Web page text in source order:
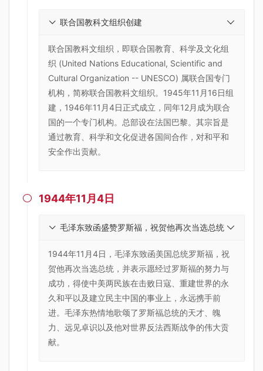
联合国教科文组织创建
联合国教科文组织，即联合国教育、科学及文化组
织 (United Nations Educational, Scientific and
Cultural Organization -- UNESCO) 属联合国专门
机构，简称联合国教科文组织。1945年11月16日组
建，1946年11月4日正式成立，同年12月成为联合
国的一个专门机构。总部设在法国巴黎。其宗旨是
通过教育、科学和文化促进各国间合作，对和平和
安全作出贡献。
 1944年11月4日
毛泽东致函盛赞罗斯福，祝贺他再次当选总统
1944年11月4日，毛泽东致函美国总统罗斯福，祝
贺他再次当选总统，并表示愿经过罗斯福的努力与
成功，得使中美两民族在击败日寇、重建世界的永
久和平以及建立民主中国的事业上，永远携手前
进。毛泽东热情地歌颂了罗斯福总统的天才、魄
力、远见卓识以及他对世界反法西斯战争的伟大贡
献。